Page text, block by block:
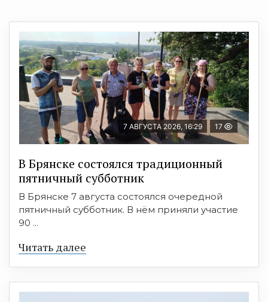
7 АВГУСТА 2026, 16:29 17
В Брянске состоялся традиционный
пятничный субботник
В Брянске 7 августа состоялся очередной
пятничный субботник. В нём приняли участие
90 ...
Читать далее